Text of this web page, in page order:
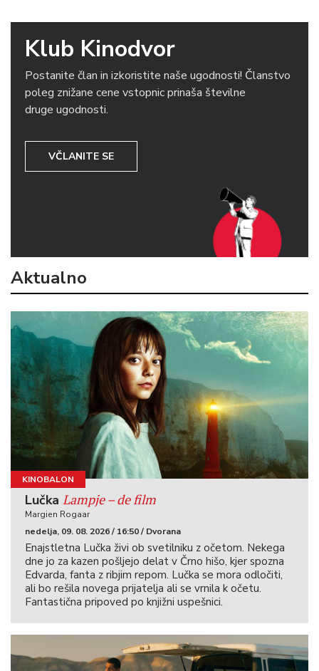
Klub Kinodvor
Postanite član in izkoristite naše ugodnosti! Članstvo
poleg znižane cene vstopnic prinaša številne
druge ugodnosti.
VČLANITE SE
Aktualno
KINOBALON
Lučka Lampje – de film
Margien Rogaar
nedelja, 09. 08. 2026 / 16:50 / Dvorana
Enajstletna Lučka živi ob svetilniku z očetom. Nekega
dne jo za kazen pošljejo delat v Črno hišo, kjer spozna
Edvarda, fanta z ribjim repom. Lučka se mora odločiti,
ali bo rešila novega prijatelja ali se vrnila k očetu.
Fantastična pripoved po knjižni uspešnici.